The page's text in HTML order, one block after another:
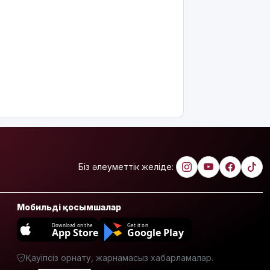
АҚШ-тағы
2028
жылғы
сайлау:
Трамп
Вэнске
басымдық
Біз әлеуметтік желіде:
Мобильді қосымшалар
Download on the
App Store
Get it on
Google Play
Қауіпсіз орнату, жарнамасыз хабарламалар.